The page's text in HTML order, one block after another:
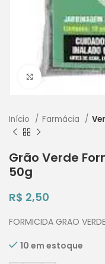
Clique para
Início Farmácia
Grão Verde
50g
R$ 2,50
FORMICIDA GRAO
10 em estoque